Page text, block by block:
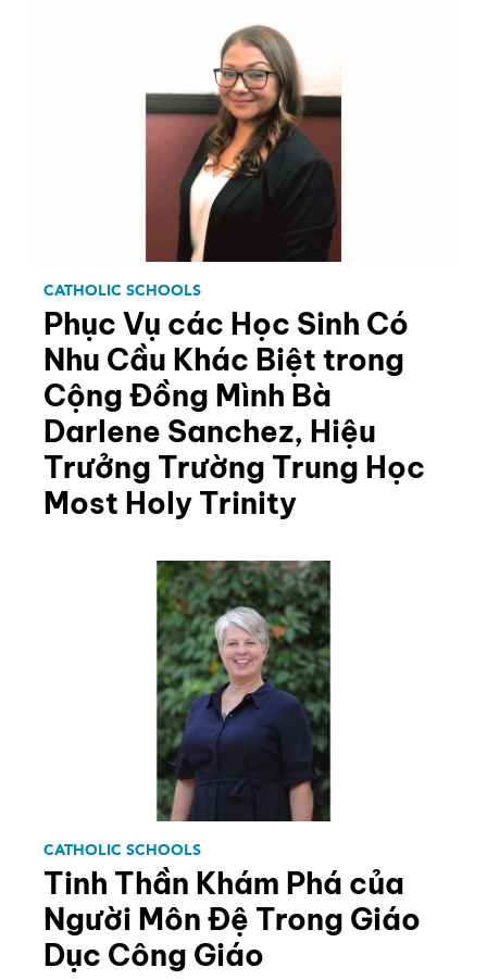
CATHOLIC SCHOOLS
Phục Vụ các Học Sinh Có
Nhu Cầu Khác Biệt trong
Cộng Đồng Mình Bà
Darlene Sanchez, Hiệu
Trưởng Trường Trung Học
Most Holy Trinity
CATHOLIC SCHOOLS
Tinh Thần Khám Phá của
Người Môn Đệ Trong Giáo
Dục Công Giáo